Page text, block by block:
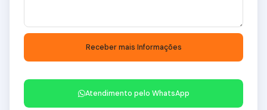
Atendimento pelo WhatsApp